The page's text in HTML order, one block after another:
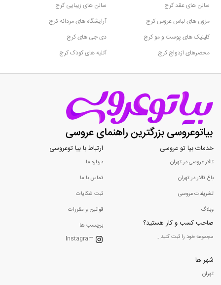
سالن های عقد کرج
سالن های زیبایی کرج
مزون های لباس عروس کرج
آرایشگاه های مردانه کرج
کلینیک های پوست و مو کرج
دی جی های کرج
محضرهای ازدواج کرج
آتلیه های کودک کرج
خدمات بیا تو عروسی
تالار عروسی در تهران
باغ تالار در تهران
تشریفات عروسی
وبلاگ
صاحب کسب و کار هستید؟
مجموعه خود را ثبت کنید...
ارتباط با بیا توعروسی
درباره ما
تماس با ما
ثبت شکایات
قوانین و مقررات
برچسب ها
Instagram
شهر ها
تهران